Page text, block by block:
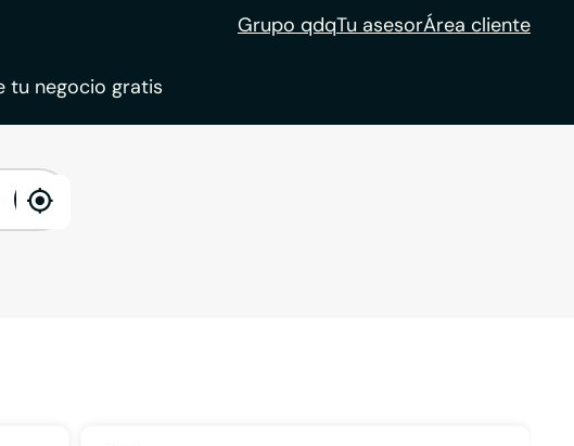
Grupo qdqTu asesorÁrea cliente
tu negocio gratis
enable